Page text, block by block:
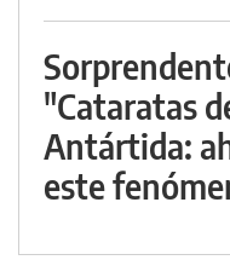
"Cataratas
Antártida:
este